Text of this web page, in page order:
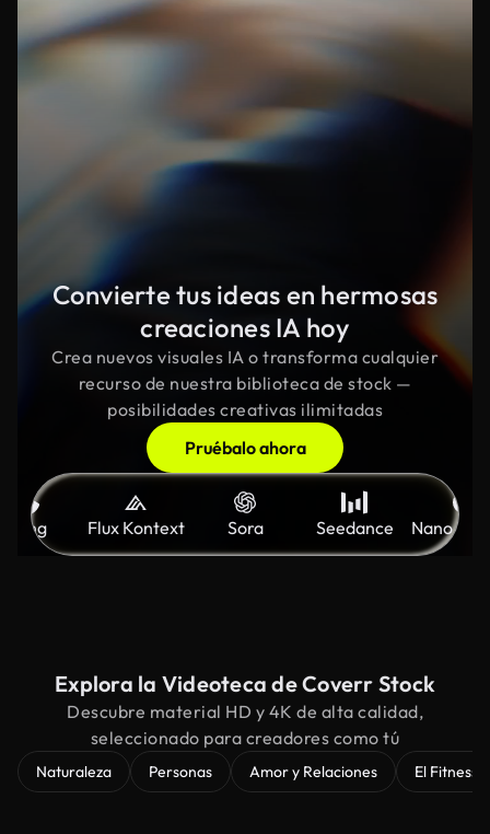
Convierte tus ideas en hermosas
creaciones IA hoy
Crea nuevos visuales IA o transforma cualquier
recurso de nuestra biblioteca de stock —
posibilidades creativas ilimitadas
Pruébalo ahora
Kling Flux Kontext Sora Seedance Nano
Explora la Videoteca de Coverr Stock
Descubre material HD y 4K de alta calidad,
seleccionado para creadores como tú
Naturaleza Personas Amor y Relaciones El Fitness